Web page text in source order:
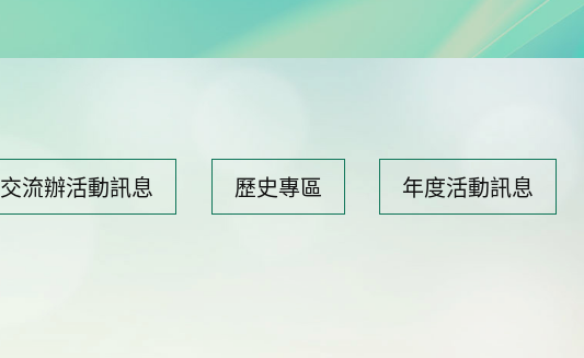
交流辦活動訊息 歷史專區 年度活動訊息